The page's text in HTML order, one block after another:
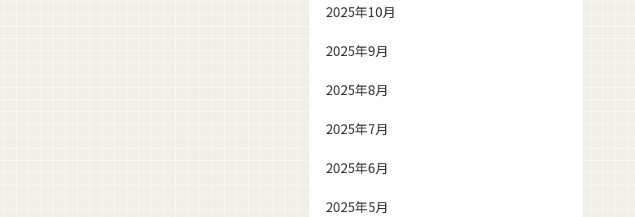
2025年10月
2025年9月
2025年8月
2025年7月
2025年6月
2025年5月